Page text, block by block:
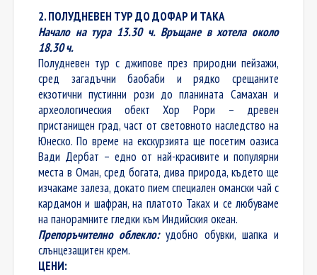
2. ПОЛУДНЕВЕН ТУР ДО ДОФАР И ТАКА
Начало на тура 13.30 ч. Връщане в хотела около
18.30 ч.
Полудневен тур с джипове през природни пейзажи,
сред загадъчни баобаби и рядко срещаните
екзотични пустинни рози до планината Самахан и
археологическия обект Хор Рори – древен
пристанищен град, част от световното наследство на
Юнеско. По време на екскурзията ще посетим оазиса
Вади Дербат – едно от най-красивите и популярни
места в Оман, сред богата, дива природа, където ще
изчакаме залеза, докато пием специален омански чай с
кардамон и шафран, на платото Таках и се любуваме
на панорамните гледки към Индийския океан.
Препоръчително облекло:удобно обувки, шапка и
слънцезащитен крем.
ЦЕНИ: